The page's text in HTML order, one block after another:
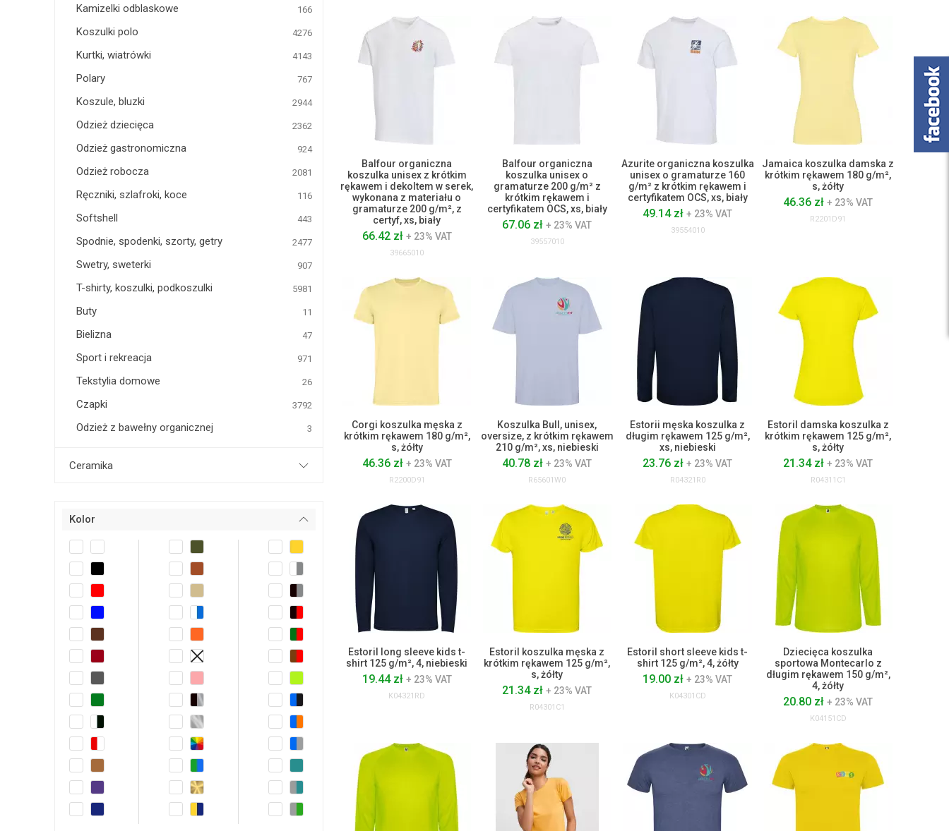
Kamizelki odblaskowe 166
Koszulki polo 4276
Kurtki, wiatrówki 4143
Polary 767
Koszule, bluzki 2944
Odzież dziecięca 2362
Odzież gastronomiczna 924
Odzież robocza 2081
Ręczniki, szlafroki, koce 116
Softshell 443
Spodnie, spodenki, szorty, getry 2477
Swetry, sweterki 907
T-shirty, koszulki, podkoszulki 5981
Buty 11
Bielizna 47
Sport i rekreacja 971
Tekstylia domowe 26
Czapki 3792
Odzież z bawełny organicznej 3
Ceramika
Kolor
Balfour organiczna
koszulka unisex z krótkim
rękawem i dekoltem w serek,
wykonana z materiału o
gramaturze 200 g/m², z
certyf, xs, biały
66.42 zł + 23% VAT
39665010
Balfour organiczna
koszulka unisex o
gramaturze 200 g/m² z
krótkim rękawem i
certyfikatem OCS, xs, biały
67.06 zł+ 23% VAT
39557010
Azurite organiczna koszulka
unisex o gramaturze 160
g/m² z krótkim rękawem i
certyfikatem OCS, xs, biały
49.14 zł+ 23% VAT
39554010
Jamaica koszulka damska z
krótkim rękawem 180 g/m²,
s, żółty
46.36 zł+ 23% VAT
R2201D91
Corgi koszulka męska z
krótkim rękawem 180 g/m²,
s, żółty
46.36 zł + 23% VAT
R2200D91
Koszulka Bull, unisex,
oversize, z krótkim rękawem
210 g/m², xs, niebieski
40.78 zł+ 23% VAT
R65601W0
Estorii męska koszulka z
długim rękawem 125 g/m²,
xs, niebieski
23.76 zł+ 23% VAT
R04321R0
Estoril damska koszulka z
krótkim rękawem 125 g/m²,
s, żółty
21.34 zł+ 23% VAT
R04311C1
Estoril long sleeve kids t-
shirt 125 g/m², 4, niebieski
19.44 zł + 23% VAT
K04321RD
Estoril koszulka męska z
krótkim rękawem 125 g/m²,
s, żółty
21.34 zł+ 23% VAT
R04301C1
Estoril short sleeve kids t-
shirt 125 g/m², 4, żółty
19.00 zł+ 23% VAT
K04301CD
Dziecięca koszulka
sportowa Montecarlo z
długim rękawem 150 g/m²,
4, żółty
20.80 zł+ 23% VAT
K04151CD